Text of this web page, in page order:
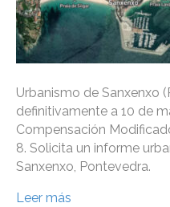
Urbanismo de Sanxenxo
definitivamente a 10 de
Compensación
8. Solicita un informe
Sanxenxo, Pontevedra.
Leer más